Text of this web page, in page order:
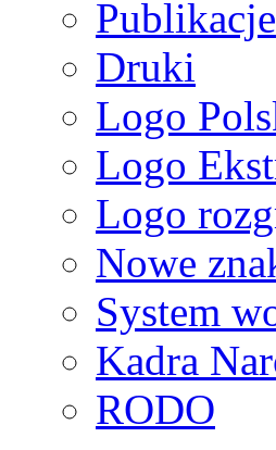
Publikacje
Druki
Logo
Logo
Logo
Nowe
System
Kadra
RODO